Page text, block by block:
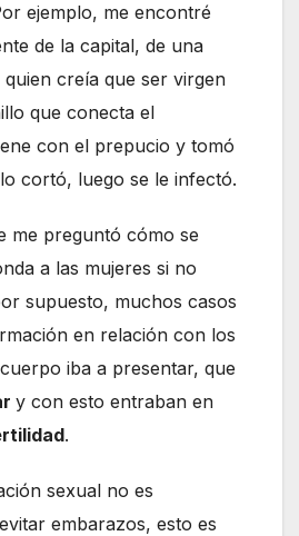
ejemplo, me encontré
de la capital, de una
creía que ser virgen
que conecta el
con el prepucio y tomó
cortó, luego se le infectó.
me preguntó cómo se
a las mujeres si no
supuesto, muchos casos
en relación con los
iba a presentar, que
y con esto entraban en
.
sexual no es
embarazos, esto es